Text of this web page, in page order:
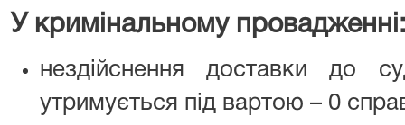
У кримінальному провадженні:
нездійснення доставки до
утримується під вартою – 0